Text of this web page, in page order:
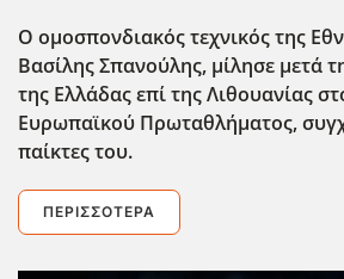
Ο ομοσπονδιακός τεχνικός της
Βασίλης Σπανούλης, μίλησε μετά
της Ελλάδας επί της Λιθουανίας
Ευρωπαϊκού Πρωταθλήματος,
παίκτες του.
ΠΕΡΙΣΣΌΤΕΡΑ